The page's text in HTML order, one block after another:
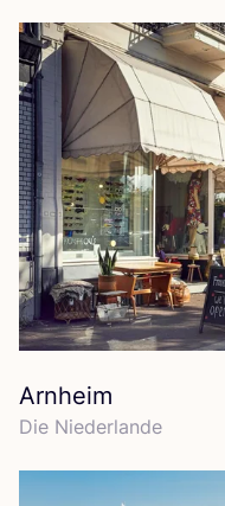
Arnheim
Die Nie­der­lan­de